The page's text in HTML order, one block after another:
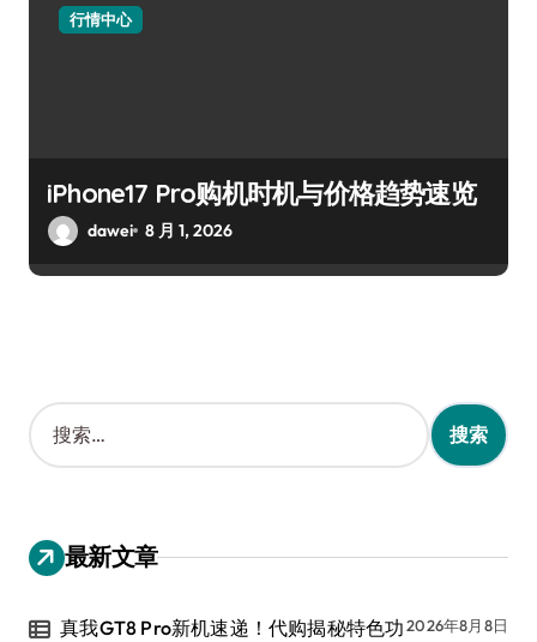
行情中心
iPhone17 Pro购机时机与价格趋势速览
dawei 8 月 1, 2026
搜
索
：
最新文章
真我GT8 Pro新机速递！代购揭秘特色功2026年8月8日